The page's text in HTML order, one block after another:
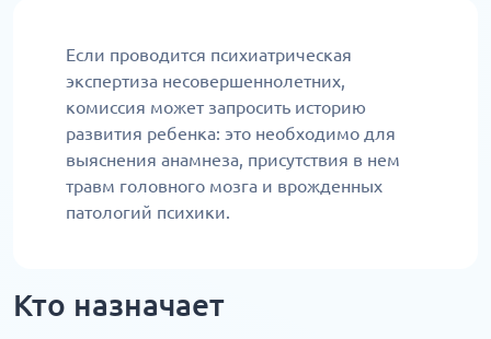
Если проводится психиатрическая
экспертиза несовершеннолетних,
комиссия может запросить историю
развития ребенка: это необходимо для
выяснения анамнеза, присутствия в нем
травм головного мозга и врожденных
патологий психики.
Кто назначает